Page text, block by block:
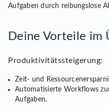
Aufgaben durch reibungslose
Deine Vorteile im
Produktivitätssteigerung:
Zeit- und
Automatisierte Workflows
Aufgaben.